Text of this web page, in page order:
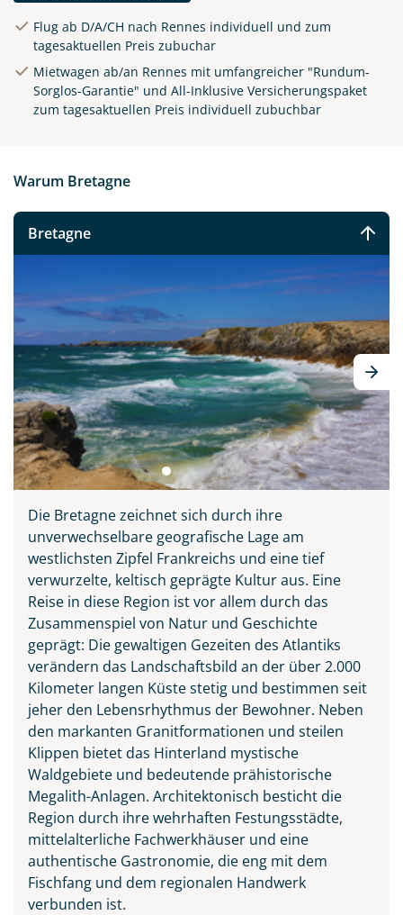
Côte de Granit Rose
© KarlGroße - stock.adobe.com
Flug ab D/A/CH nach Rennes individuell und zum
tagesaktuellen Preis zubuchar
Mietwagen ab/an Rennes mit umfangreicher "Rundum-
Sorglos-Garantie" und All-Inklusive Versicherungspaket
zum tagesaktuellen Preis individuell zubuchbar
Warum Bretagne
Bretagne
Die Bretagne zeichnet sich durch ihre
unverwechselbare geografische Lage am
westlichsten Zipfel Frankreichs und eine tief
verwurzelte, keltisch geprägte Kultur aus. Eine
Reise in diese Region ist vor allem durch das
Zusammenspiel von Natur und Geschichte
geprägt: Die gewaltigen Gezeiten des Atlantiks
verändern das Landschaftsbild an der über 2.000
Kilometer langen Küste stetig und bestimmen seit
jeher den Lebensrhythmus der Bewohner. Neben
den markanten Granitformationen und steilen
Klippen bietet das Hinterland mystische
Waldgebiete und bedeutende prähistorische
Megalith-Anlagen. Architektonisch besticht die
Region durch ihre wehrhaften Festungsstädte,
mittelalterliche Fachwerkhäuser und eine
authentische Gastronomie, die eng mit dem
Fischfang und dem regionalen Handwerk
verbunden ist.